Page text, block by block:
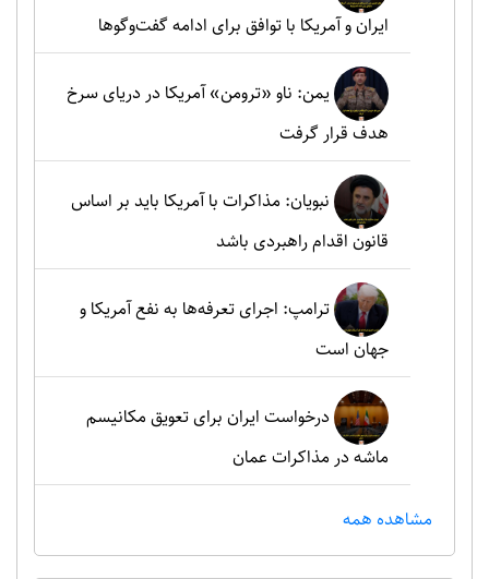
ایران و آمریکا با توافق برای ادامه گفت‌وگوها
یمن: ناو «ترومن» آمریکا در دریای سرخ
هدف قرار گرفت
نبویان: مذاکرات با آمریکا باید بر اساس
قانون اقدام راهبردی باشد
ترامپ: اجرای تعرفه‌ها به نفع آمریکا و
جهان است
درخواست ایران برای تعویق مکانیسم
ماشه در مذاکرات عمان
مشاهده همه